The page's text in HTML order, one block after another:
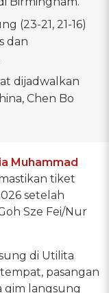
(23-21, 21-16)
dan
dijadwalkan
Chen Bo
Muhammad
tiket
setelah
Sze Fei/Nur
di Utilita
pasangan
gim langsung